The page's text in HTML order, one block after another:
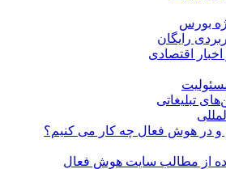
بورس
رایگان
اقتصادی
تبلیغاتی
و در هوش فعال چه کار می کنیم؟
از مطالب سایت هوش فعال